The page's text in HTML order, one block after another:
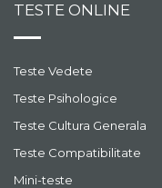
TESTE ONLINE
Teste Vedete
Teste Psihologice
Teste Cultura Generala
Teste Compatibilitate
Mini-teste